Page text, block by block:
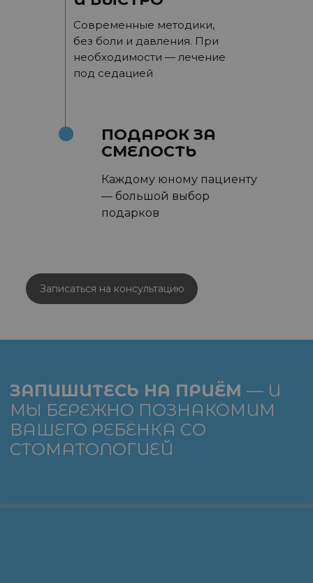
Записаться на консультацию
Каждому юному пациенту
— большой выбор
подарков
ПОДАРОК ЗА
СМЕЛОСТЬ
Современные методики,
без боли и давления. При
необходимости — лечение
под седацией